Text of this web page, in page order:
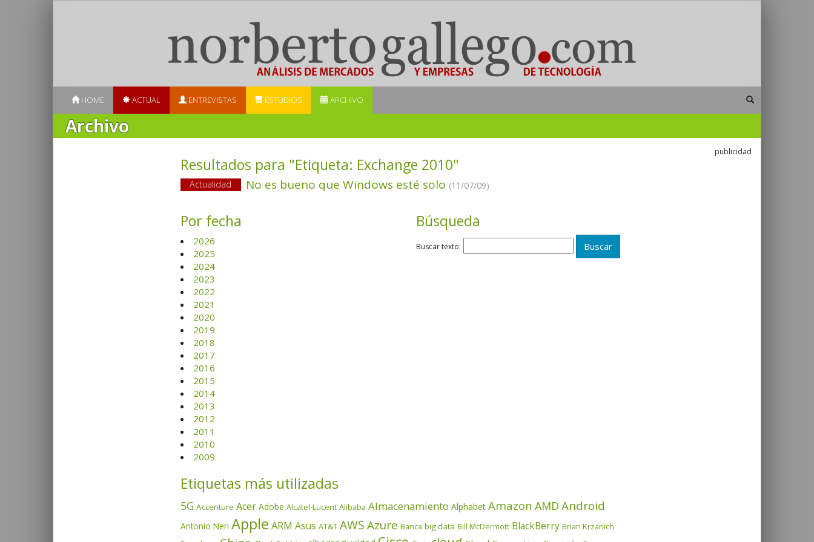
HOME ACTUAL ENTREVISTAS ESTUDIOS ARCHIVO
Archivo
Resultados para "Etiqueta: Exchange 2010"
Actualidad No es bueno que Windows esté solo (11/07/09)
Por fecha
2026
2025
2024
2023
2022
2021
2020
2019
2018
2017
2016
2015
2014
2013
2012
2011
2010
2009
Búsqueda
Buscar texto:
Etiquetas más utilizadas
5G Accenture Acer Adobe Alcatel-Lucent Alibaba Almacenamiento Alphabet Amazon AMD Android
Antonio Neri Apple ARM Asus AT&T AWSAzure Banca big data Bill McDermott BlackBerry Brian Krzanich
publicidad